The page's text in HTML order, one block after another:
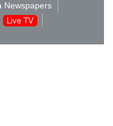
Newspapers
Live TV